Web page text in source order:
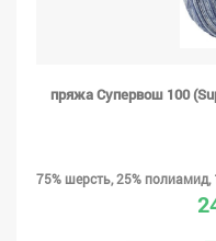
пряжа Супервош 100
75% шерсть, 25% полиамид,